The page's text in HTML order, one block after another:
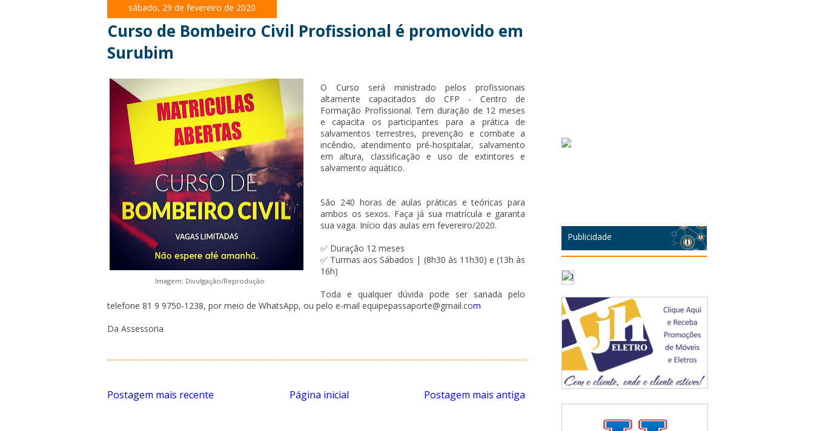
sábado, 29 de fevereiro de 2020
Curso de Bombeiro Civil Profissional é promovido em
Surubim
Imagem: Divulgação/Reprodução
O Curso será ministrado pelos profissionais
altamente capacitados do CFP - Centro de
Formação Profissional. Tem duração de 12 meses
e capacita os participantes para a prática de
salvamentos terrestres, prevenção e combate a
incêndio, atendimento pré-hospitalar, salvamento
em altura, classificação e uso de extintores e
salvamento aquático.
São 240 horas de aulas práticas e teóricas para
ambos os sexos. Faça já sua matrícula e garanta
sua vaga. Início das aulas em fevereiro/2020.
✅ Duração 12 meses
✅ Turmas aos Sábados | (8h30 às 11h30) e (13h às
16h)
Toda e qualquer dúvida pode ser sanada pelo
telefone 81 9 9750-1238, por meio de WhatsApp, ou pelo e-mail equipepassaporte@gmail.com
Da Assessoria
Postagem mais recente Postagem mais antiga
Página inicial
Publicidade